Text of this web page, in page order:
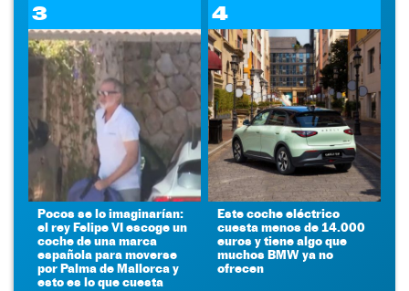
3
Pocos se lo imaginarían:
el rey Felipe VI escoge un
coche de una marca
española para moverse
por Palma de Mallorca y
esto es lo que cuesta
4
Este coche eléctrico
cuesta menos de 14.000
euros y tiene algo que
muchos BMW ya no
ofrecen